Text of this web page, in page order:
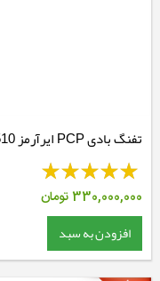
تفنگ بادی PCP ایرآرمز S510 لمینیت
330,000,000تومان
افزودن به سبد